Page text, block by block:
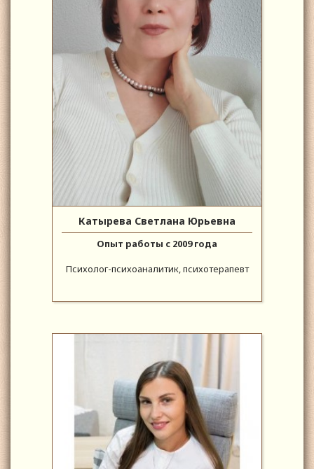
Катырева Светлана Юрьевна
Опыт работы с 2009 года
Психолог-психоаналитик, психотерапевт